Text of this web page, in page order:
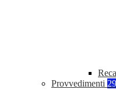
Provvedimenti